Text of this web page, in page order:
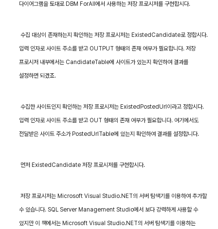
다이어그램을 토대로DBM ForAll 에서 사용하는 저장 프로시저를 구현합시다.
수집 대상이 존재하는지 확인하는 저장 프로시저는 ExistedCandidate로 정합시다.
입력 인자로 사이트 주소를 받고OUTPUT 형태의 존재 여부가 필요합니다. 저장
프로시저 내부에서는CandidateTable에 사이트가 있는지 확인하여 결과를
설정하면 되겠죠.
수집한 사이트인지 확인하는 저장 프로시저는 ExistedPostedUrl 이라고 정합시다.
입력 인자로 사이트 주소를 받고OUT 형태의 존재 여부가 필요합니다. 여기에서도
전달받은 사이트 주소가PostedUrlTable에 있는지 확인하여 결과를 설정합니다.
먼저 ExistedCandidate저장 프로시저를 구현합시다.
저장 프로시저는 Microsoft Visual Studio.NET의 서버 탐색기를 이용하여 추가할
수 있습니다. SQL Server Management Studio에서 보다 강력하게 사용할 수
있지만 이 책에서는Microsoft Visual Studio.NET의 서버 탐색기를 이용하는